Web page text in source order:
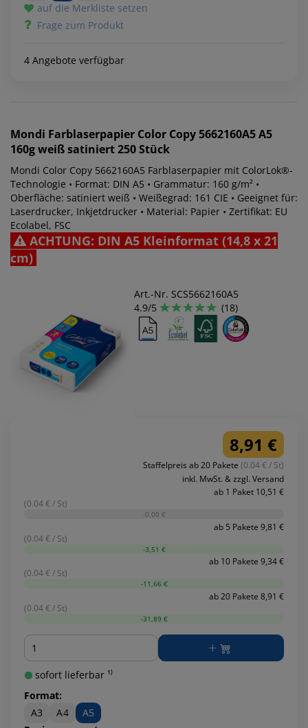
auf die Merkliste setzen
Frage zum Produkt
4 Angebote verfügbar
Mondi Farblaserpapier Color Copy 5662160A5 A5
160g weiß satiniert 250 Stück
Mondi Color Copy 5662160A5 Farblaserpapier mit ColorLok®-
Technologie • Format: DIN A5 • Grammatur: 160 g/m² •
Oberfläche: satiniert weiß • Weißegrad: 161 CIE • Geeignet für:
Laserdrucker, Inkjetdrucker • Material: Papier • Zertifikat: EU
Ecolabel, FSC
ACHTUNG: DIN A5 Kleinformat (14,8 x 21
cm)
Art.-Nr. SCS5662160A5
4.9/5
(18)
8,91 €
Staffelpreis ab 20 Pakete (0.04 € / St)
inkl. MwSt. & zzgl. Versand
ab 1 Paket 10,51 €
(0.04 € / St)
-0,00 €
ab 5 Pakete 9,81 €
(0.04 € / St)
-3,51 €
ab 10 Pakete 9,34 €
(0.04 € / St)
-11,66 €
ab 20 Pakete 8,91 €
(0.04 € / St)
-31,89 €
Menge
sofort lieferbar ¹⁾
Format:
A3
A4
A5